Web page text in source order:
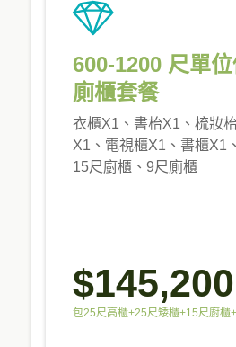
600-1200 尺單
廁櫃套餐
衣櫃X1、書枱X1、梳妝
X1、電視櫃X1、書櫃X1
15尺廚櫃、9尺廁櫃
$145,200
包25尺高櫃+25尺矮櫃+15尺廚櫃